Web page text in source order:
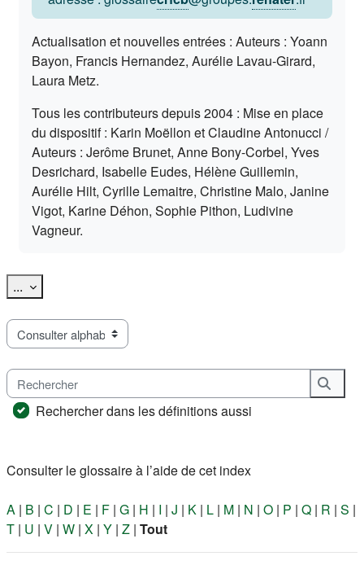
Actualisation et nouvelles entrées : Auteurs : Yoann
Bayon, Francis Hernandez, Aurélie Lavau-Girard,
Laura Metz.
Tous les contributeurs depuis 2004 : Mise en place
du dispositif : Karin Moëllon et Claudine Antonucci /
Auteurs : Jerôme Brunet, Anne Bony-Corbel, Yves
Desrichard, Isabelle Eudes, Hélène Guillemin,
Aurélie Hilt, Cyrille Lemaitre, Christine Malo, Janine
Vigot, Karine Déhon, Sophie Pithon, Ludivine
Vagneur.
... Exporter des articles
Consulter le glossaire à l’aide de cet index
Rechercher
Rechercher dans les définitions aussi
Consulter le glossaire à l’aide de cet index
A | B | C | D | E | F | G | H | I | J | K | L | M | N | O | P | Q | R | S |
T | U | V | W | X | Y | Z | Tout